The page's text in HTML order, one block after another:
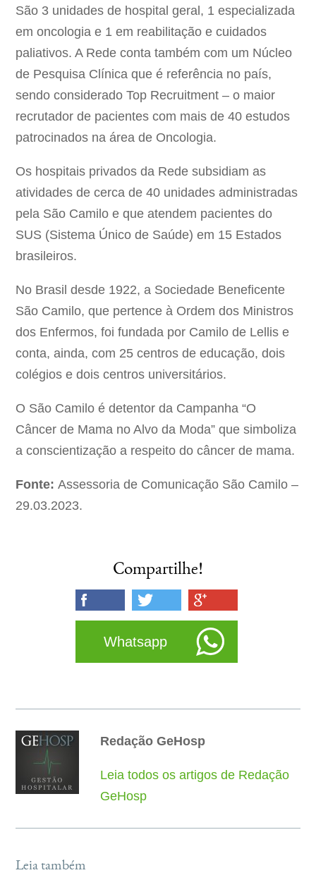
São 3 unidades de hospital geral, 1 especializada
em oncologia e 1 em reabilitação e cuidados
paliativos. A Rede conta também com um Núcleo
de Pesquisa Clínica que é referência no país,
sendo considerado Top Recruitment – o maior
recrutador de pacientes com mais de 40 estudos
patrocinados na área de Oncologia.
Os hospitais privados da Rede subsidiam as
atividades de cerca de 40 unidades administradas
pela São Camilo e que atendem pacientes do
SUS (Sistema Único de Saúde) em 15 Estados
brasileiros.
No Brasil desde 1922, a Sociedade Beneficente
São Camilo, que pertence à Ordem dos Ministros
dos Enfermos, foi fundada por Camilo de Lellis e
conta, ainda, com 25 centros de educação, dois
colégios e dois centros universitários.
O São Camilo é detentor da Campanha “O
Câncer de Mama no Alvo da Moda” que simboliza
a conscientização a respeito do câncer de mama.
Fonte:Assessoria de Comunicação São Camilo –
29.03.2023.
Compartilhe!
Whatsapp
Redação GeHosp
Leia todos os artigos de Redação
GeHosp
Leia também